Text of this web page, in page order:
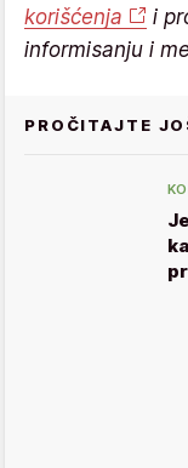
korišćenja
i
informisanju i
PROČITAJTE